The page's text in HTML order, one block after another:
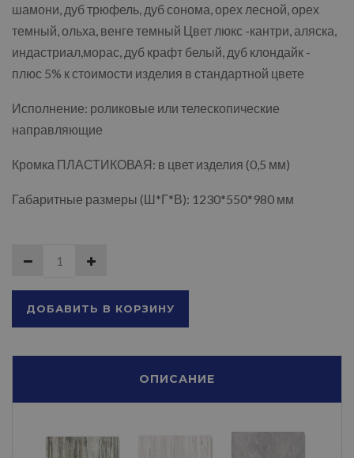
шамони, дуб трюфель, дуб сонома, орех лесной, орех
темный, ольха, венге темный Цвет люкс -кантри, аляска,
индастриал,морас, дуб крафт белый, дуб клондайк -
плюс 5% к стоимости изделия в стандартной цвете
Исполнение: роликовые или телескопические
направляющие
Кромка ПЛАСТИКОВАЯ: в цвет изделия (0,5 мм)
Габаритные размеры (Ш*Г*В): 1230*550*980 мм
ДОБАВИТЬ В КОРЗИНУ
ОПИСАНИЕ